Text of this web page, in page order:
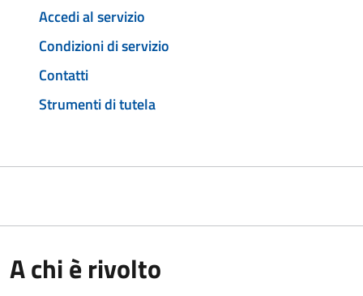
Accedi al servizio
Condizioni di servizio
Contatti
Strumenti di tutela
A chi è rivolto